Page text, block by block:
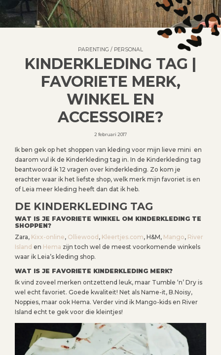
PARENTING / PERSONAL
KINDERKLEDING TAG |
FAVORIETE MERK,
WINKEL EN
ACCESSOIRE?
2 februari 2017
Ik ben gek op het shoppen van kleding voor mijn lieve mini en
daarom vul ik de Kinderkleding tag in. In de Kinderkleding tag
beantwoord ik 12 vragen over kinderkleding. Zo kom je
erachter waar ik het liefste shop, welk merk mijn favoriet is en
of Leia meer kleding heeft dan dat ik heb.
DE KINDERKLEDING TAG
WAT IS JE FAVORIETE WINKEL OM KINDERKLEDING TE
SHOPPEN?
Zara, Kixx-online, Olliewood , Kleertjes.com, H&M, Mango, River
Island en Hema zijn toch wel de meest voorkomende winkels
waar ik Leia’s kleding shop.
WAT IS JE FAVORIETE KINDERKLEDING MERK?
Ik vind zoveel merken ontzettend leuk, maar Tumble ‘n’ Dry is
wel echt favoriet. Goede kwaliteit! Net als Name-it, B.Noisy,
Noppies, maar ook Hema. Verder vind ik Mango-kids en River
Island echt te gek voor die kleintjes!